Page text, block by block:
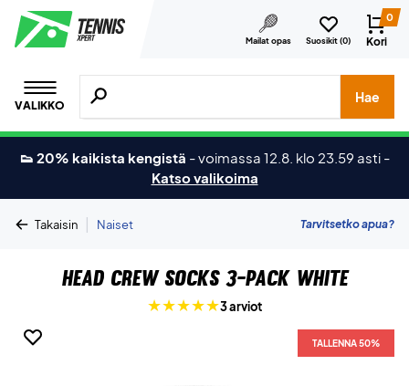
Mailat opas Suosikit (0)
0
Kori
VALIKKO
Hae tuotteita, merkkejä jne.
Hae
👟 20% kaikista kengistä -voimassa 12.8. klo 23.59 asti -
Katso valikoima
Takaisin | Naiset Tarvitsetko apua?
Head Crew Socks 3-pack White
3 arviot
TALLENNA 50%